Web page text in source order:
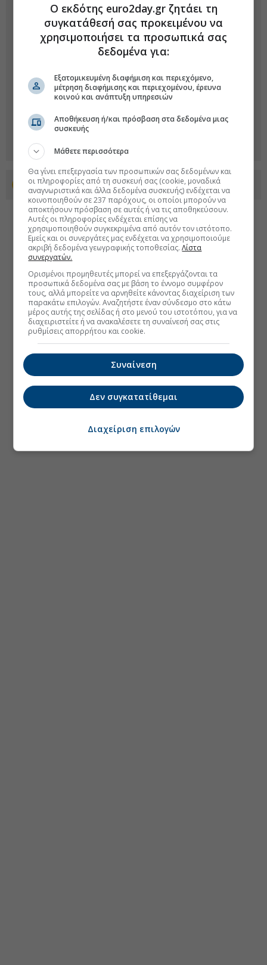
Προσθέστε το euro2day.gr στο Discover
Ο εκδότης euro2day.gr ζητάει τη
συγκατάθεσή σας προκειμένου να
χρησιμοποιήσει τα προσωπικά σας
δεδομένα για:
Εξατομικευμένη διαφήμιση και περιεχόμενο,
μέτρηση διαφήμισης και περιεχομένου, έρευνα
κοινού και ανάπτυξη υπηρεσιών
Αποθήκευση ή/και πρόσβαση στα δεδομένα μιας
συσκευής
Μάθετε περισσότερα
Θα γίνει επεξεργασία των προσωπικών σας δεδομένων και
οι πληροφορίες από τη συσκευή σας (cookie, μοναδικά
αναγνωριστικά και άλλα δεδομένα συσκευής) ενδέχεται να
κοινοποιηθούν σε 237 παρόχους, οι οποίοι μπορούν να
αποκτήσουν πρόσβαση σε αυτές ή να τις αποθηκεύσουν.
Αυτές οι πληροφορίες ενδέχεται επίσης να
χρησιμοποιηθούν συγκεκριμένα από αυτόν τον ιστότοπο.
Εμείς και οι συνεργάτες μας ενδέχεται να χρησιμοποιούμε
ακριβή δεδομένα γεωγραφικής τοποθεσίας.Λίστα
συνεργατών.
Ορισμένοι προμηθευτές μπορεί να επεξεργάζονται τα
προσωπικά δεδομένα σας με βάση το έννομο συμφέρον
τους, αλλά μπορείτε να αρνηθείτε κάνοντας διαχείριση των
παρακάτω επιλογών. Αναζητήστε έναν σύνδεσμο στο κάτω
μέρος αυτής της σελίδας ή στο μενού του ιστοτόπου, για να
διαχειριστείτε ή να ανακαλέσετε τη συναίνεσή σας στις
ρυθμίσεις απορρήτου και cookie.
Συναίνεση
Δεν συγκατατίθεμαι
Διαχείριση επιλογών